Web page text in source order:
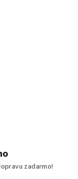
zadarmo!